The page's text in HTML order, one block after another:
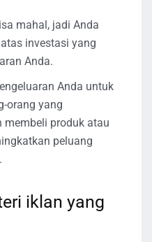
mahal, jadi Anda
investasi yang
Anda.
Anda untuk
orang yang
membeli produk atau
peluang
iklan yang